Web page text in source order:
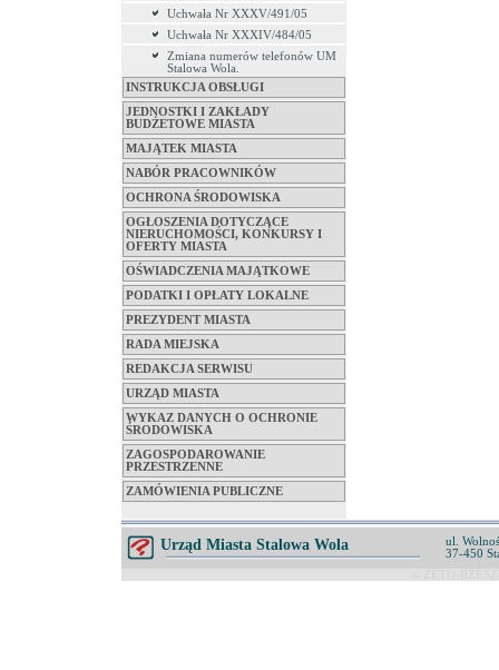
Uchwała Nr XXXV/491/05
Uchwała Nr XXXIV/484/05
Zmiana numerów telefonów UM
Stalowa Wola.
INSTRUKCJA OBSŁUGI
JEDNOSTKI I ZAKŁADY
BUDŻETOWE MIASTA
MAJĄTEK MIASTA
NABÓR PRACOWNIKÓW
OCHRONA ŚRODOWISKA
OGŁOSZENIA DOTYCZĄCE
NIERUCHOMOŚCI, KONKURSY I
OFERTY MIASTA
OŚWIADCZENIA MAJĄTKOWE
PODATKI I OPŁATY LOKALNE
PREZYDENT MIASTA
RADA MIEJSKA
REDAKCJA SERWISU
URZĄD MIASTA
WYKAZ DANYCH O OCHRONIE
ŚRODOWISKA
ZAGOSPODAROWANIE
PRZESTRZENNE
ZAMÓWIENIA PUBLICZNE
Urząd Miasta Stalowa Wola
ul.
37-450